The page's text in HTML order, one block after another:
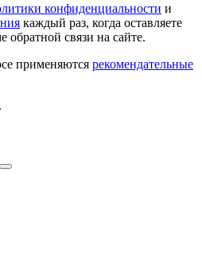
конфиденциальности и
каждый раз, когда оставляете
связи на сайте.
применяются рекомендательные